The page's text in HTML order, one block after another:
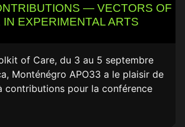
— VECTORS OF
IN EXPERIMENTAL ARTS
of Care, du 3 au 5 septembre
Monténégro APO33 a le plaisir de
contributions pour la conférence